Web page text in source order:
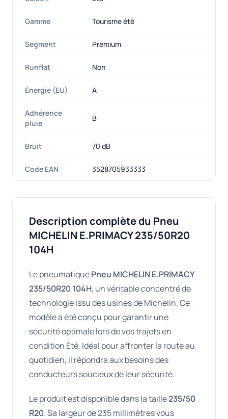
Gamme Tourisme été
Segment Premium
Runflat Non
Énergie (EU) A
Adhérence
pluie
B
Bruit 70 dB
Code EAN 3528705933333
Description complète du Pneu
MICHELIN E.PRIMACY 235/50R20
104H
Le pneumatiquePneu MICHELIN E.PRIMACY
235/50R20 104H, un véritable concentré de
technologie issu des usines de Michelin. Ce
modèle a été conçu pour garantir une
sécurité optimale lors de vos trajets en
condition Été. Idéal pour affronter la route au
quotidien, il répondra aux besoins des
conducteurs soucieux de leur sécurité.
Le produit est disponible dans la taille235/50
R20. Sa largeur de 235 millimètres vous